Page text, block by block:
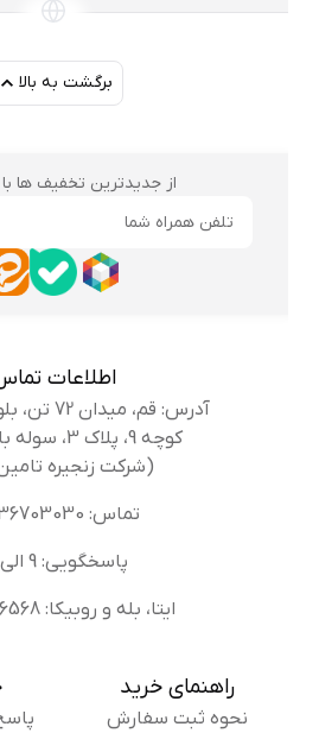
برگشت به بالا
از جدیدترین تخفیف ها با
اطلاعات تماس
آدرس: قم، میدان 72 تن، بلوار کوه سفید،
کوچه 9، پلاک 3، سوله بانک کفش
(شرکت زنجیره تامین
تماس: 02536703030
پاسخگویی: 9 الی 14
ایتا، بله و روبیکا: 09336616568
راهنمای خرید
نحوه ثبت سفارش
پاسخ